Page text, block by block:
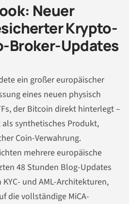
Neuer
Krypto-
Broker-Updates
ein großer europäischer
eines neuen physisch
der Bitcoin direkt hinterlegt –
synthetisches Produkt,
Coin-Verwahrung.
mehrere europäische
48 Stunden Blog-Updates
und AML-Architekturen,
die vollständige MiCA-